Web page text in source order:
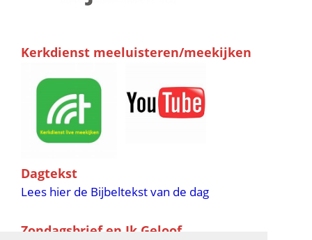
Kerkdienst meeluisteren/meekijken
Dagtekst
Lees hier de Bijbeltekst van de dag
Zondagsbrief en Ik Geloof